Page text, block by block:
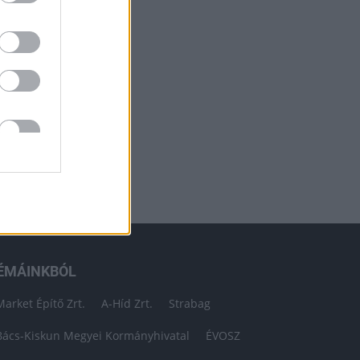
Építő Zrt. A-Híd Zrt. Strabag
Kiskun Megyei Kormányhivatal ÉVOSZ